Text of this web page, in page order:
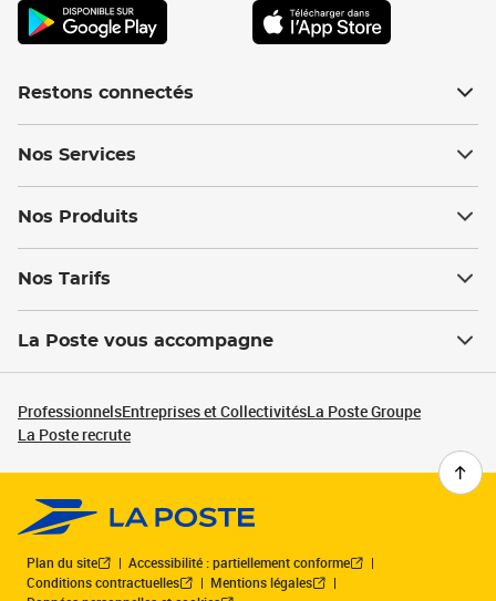
Restons connectés
Nos Services
Nos Produits
Nos Tarifs
La Poste vous accompagne
ProfessionnelsEntreprises et CollectivitésLa Poste Groupe
La Poste recrute
Plan du site
Accessibilité : partiellement conforme
Conditions contractuelles
Mentions légales